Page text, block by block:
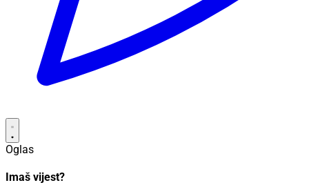
Oglas
Imaš vijest?